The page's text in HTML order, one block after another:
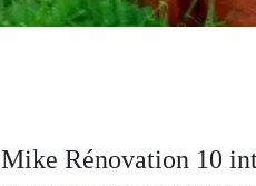
Mike Rénovation 10